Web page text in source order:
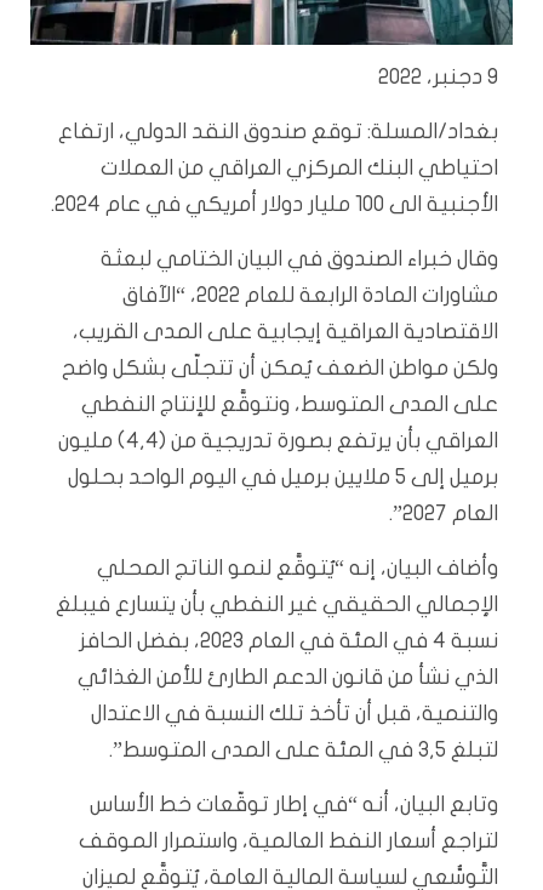
9 دجنبر، 2022
بغداد/المسلة: توقع صندوق النقد الدولي، ارتفاع
احتياطي البنك المركزي العراقي من العملات
الأجنبية الى 100 مليار دولار أمريكي في عام 2024.
وقال خبراء الصندوق في البيان الختامي لبعثة
مشاورات المادة الرابعة للعام 2022، “الآفاق
الاقتصادية العراقية إيجابية على المدى القريب،
ولكن مواطن الضعف يُمكن أن تتجلّى بشكل واضح
على المدى المتوسط، ونتوقَّع للإنتاج النفطي
العراقي بأن يرتفع بصورة تدريجية من (4,4) مليون
برميل إلى 5 ملايين برميل في اليوم الواحد بحلول
العام 2027”.
وأضاف البيان، إنه “يُتوقَّع لنمو الناتج المحلي
الإجمالي الحقيقي غير النفطي بأن يتسارع فيبلغ
نسبة 4 في المئة في العام 2023، بفضل الحافز
الذي نشأ من قانون الدعم الطارئ للأمن الغذائي
والتنمية، قبل أن تأخذ تلك النسبة في الاعتدال
لتبلغ 3,5 في المئة على المدى المتوسط”.
وتابع البيان، أنه “في إطار توقّعات خط الأساس
لتراجع أسعار النفط العالمية، واستمرار الموقف
التَّوسُّعي لسياسة المالية العامة، يُتوقَّع لميزان